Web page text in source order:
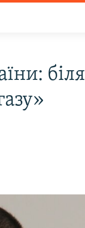
біля